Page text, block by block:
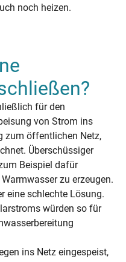
noch heizen.
für den
von Strom ins
zum öffentlichen Netz,
Überschüssiger
Beispiel dafür
zu erzeugen.
eine schlechte Lösung.
würden so für
ins Netz eingespeist,